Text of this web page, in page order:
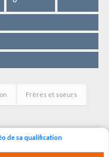
Frères et soeurs
de sa qualification